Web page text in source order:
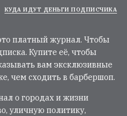
КУДА ИДУТ ДЕНЬГИ ПОДПИСЧИКА
платный журнал. Чтобы
Купите её, чтобы
вам эксклюзивные
чем сходить в барбершоп.
о городах и жизни
уличную политику,